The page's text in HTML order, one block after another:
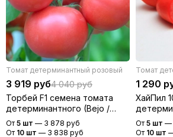
Томат детерминантный розовый
3 919 руб4 040 руб
Торбей F1 семена томата
детерминантного (Bejo /
Бейо)
От 5 шт — 3 878 руб
От 10 шт — 3 838 руб
Томат
1 290
ХайПил
От 5 шт —
От 10 шт